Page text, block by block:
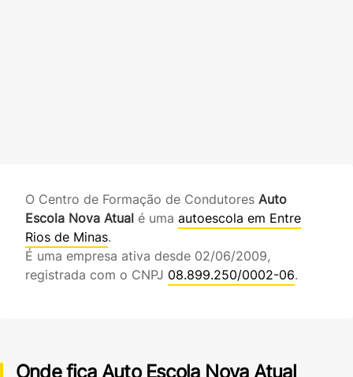
O Centro de Formação de Condutores Auto
Escola Nova Atual é uma autoescola em Entre
Rios de Minas.
É uma empresa ativa desde 02/06/2009,
registrada com o CNPJ 08.899.250/0002-06.
Onde fica Auto Escola Nova Atual